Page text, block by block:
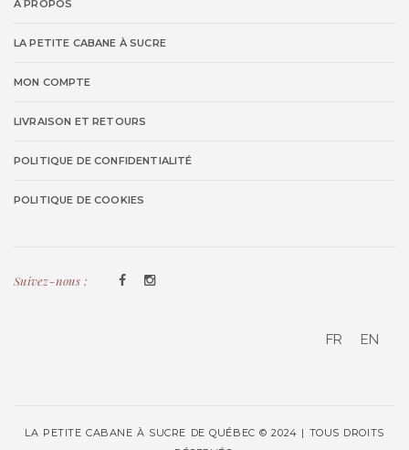
À PROPOS
LA PETITE CABANE À SUCRE
MON COMPTE
LIVRAISON ET RETOURS
POLITIQUE DE CONFIDENTIALITÉ
POLITIQUE DE COOKIES
Suivez-nous :
FR EN
LA PETITE CABANE À SUCRE DE QUÉBEC © 2024 | TOUS DROITS